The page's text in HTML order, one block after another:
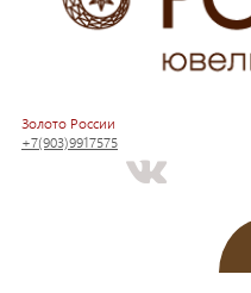
Золото России
+7(903)9917575